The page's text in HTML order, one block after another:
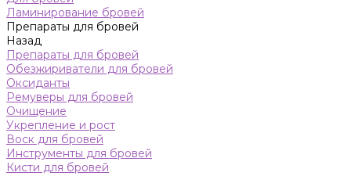
Ламинирование бровей
Препараты для бровей
Назад
Препараты для бровей
Обезжириватели для бровей
Оксиданты
Ремуверы для бровей
Очищение
Укрепление и рост
Воск для бровей
Инструменты для бровей
Кисти для бровей